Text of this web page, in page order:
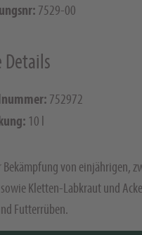
7529-00
752972
10 l
Bekämpfung von einjährigen,
Kletten-Labkraut und
Futterrüben.